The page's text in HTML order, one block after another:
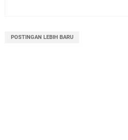
POSTINGAN LEBIH BARU